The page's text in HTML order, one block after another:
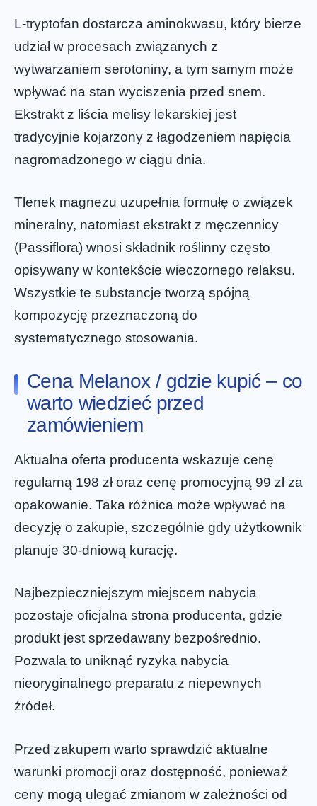
L-tryptofan dostarcza aminokwasu, który bierze
udział w procesach związanych z
wytwarzaniem serotoniny, a tym samym może
wpływać na stan wyciszenia przed snem.
Ekstrakt z liścia melisy lekarskiej jest
tradycyjnie kojarzony z łagodzeniem napięcia
nagromadzonego w ciągu dnia.
Tlenek magnezu uzupełnia formułę o związek
mineralny, natomiast ekstrakt z męczennicy
(Passiflora) wnosi składnik roślinny często
opisywany w kontekście wieczornego relaksu.
Wszystkie te substancje tworzą spójną
kompozycję przeznaczoną do
systematycznego stosowania.
Cena Melanox / gdzie kupić – co
warto wiedzieć przed
zamówieniem
Aktualna oferta producenta wskazuje cenę
regularną 198 zł oraz cenę promocyjną 99 zł za
opakowanie. Taka różnica może wpływać na
decyzję o zakupie, szczególnie gdy użytkownik
planuje 30-dniową kurację.
Najbezpieczniejszym miejscem nabycia
pozostaje oficjalna strona producenta, gdzie
produkt jest sprzedawany bezpośrednio.
Pozwala to uniknąć ryzyka nabycia
nieoryginalnego preparatu z niepewnych
źródeł.
Przed zakupem warto sprawdzić aktualne
warunki promocji oraz dostępność, ponieważ
ceny mogą ulegać zmianom w zależności od